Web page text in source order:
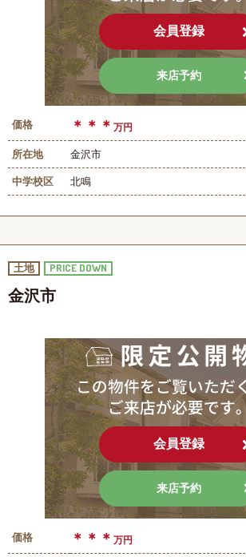
会員登録
来店予約
価格 ＊＊＊ 万円
所在地 金沢市
中学校区 北鳴
土地 PRICE DOWN
金沢市
会員登録
来店予約
価格 ＊＊＊ 万円